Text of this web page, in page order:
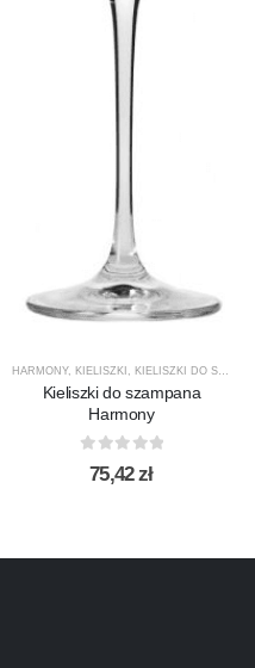
HARMONY, KIELISZKI , KIELISZKI DO SZAMPANA
Kieliszki do szampana
Harmony
out of 5
75,42zł